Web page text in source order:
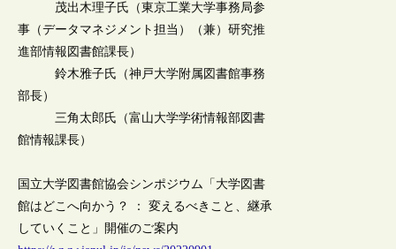
茂出木理子氏（東京工業大学事務局参
事（データマネジメント担当）（兼）研究推
進部情報図書館課長）
鈴木雅子氏（神戸大学附属図書館事務
部長）
三角太郎氏（富山大学学術情報部図書
館情報課長）
国立大学図書館協会シンポジウム「大学図書
館はどこへ向かう？ ： 変えるべきこと、継承
していくこと」開催のご案内